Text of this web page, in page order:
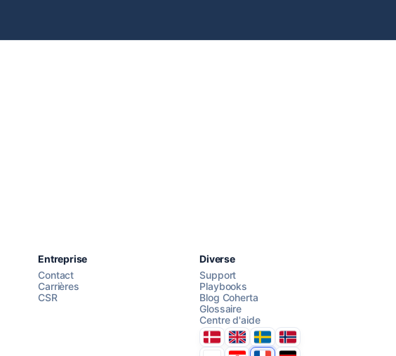
Chattez avec nous
AI Campaign Assist Chat with us
Entreprise
Contact
Carrières
CSR
Diverse
Support
Playbooks
Blog Coherta
Glossaire
Centre d'aide
DanmarkUnited Kingdom
SverigeNorge